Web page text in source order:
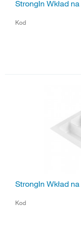
StrongIn Wkład
Kod
StrongIn Wkład
Kod